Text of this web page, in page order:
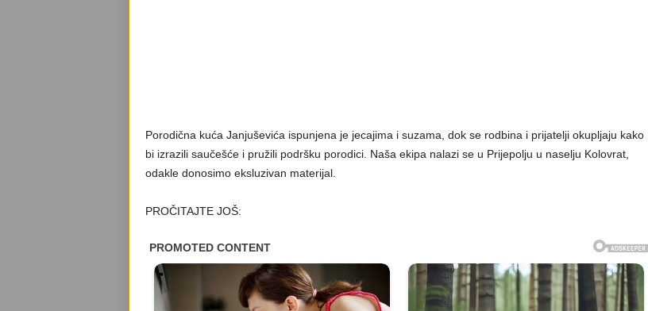
Porodična kuća Janjuševića ispunjena je jecajima i suzama, dok se rodbina i prijatelji okupljaju kako
bi izrazili saučešće i pružili podršku porodici. Naša ekipa nalazi se u Prijepolju u naselju Kolovrat,
odakle donosimo eksluzivan materijal.
PROČITAJTE JOŠ: